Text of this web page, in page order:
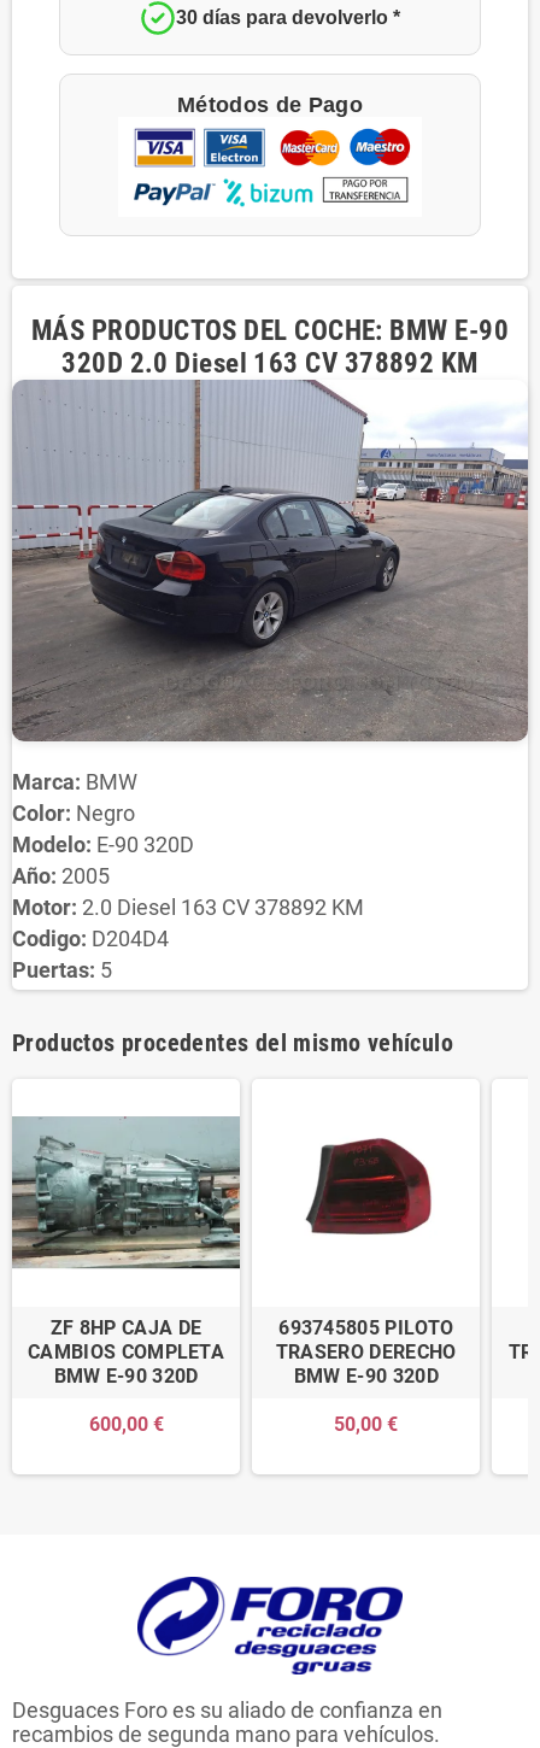
30 días para devolverlo *
Métodos de Pago
MÁS PRODUCTOS DEL COCHE: BMW E-90
320D 2.0 Diesel 163 CV 378892 KM
Marca: BMW
Color: Negro
Modelo: E-90 320D
Año: 2005
Motor: 2.0 Diesel 163 CV 378892 KM
Codigo: D204D4
Puertas: 5
Productos procedentes del mismo vehículo
ZF 8HP CAJA DE
CAMBIOS COMPLETA
BMW E-90 320D
600,00 €
693745805 PILOTO
TRASERO DERECHO
BMW E-90 320D
50,00 €
Desguaces Foro es su aliado de confianza en
recambios de segunda mano para vehículos.